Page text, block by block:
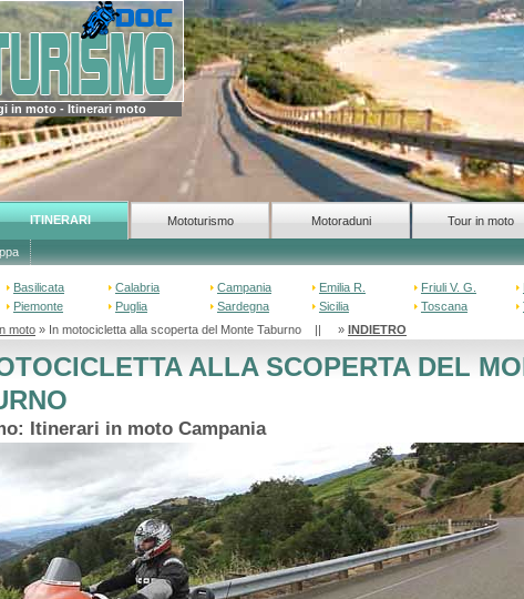
in moto - Itinerari moto
ITINERARI Mototurismo Motoraduni Tour in moto
Basilicata Calabria Campania Emilia R. Friuli V. G.
Piemonte Puglia Sardegna Sicilia Toscana
moto» In motocicletta alla scoperta del Monte Taburno || » INDIETRO
ALLA SCOPERTA DEL
Itinerari in moto Campania